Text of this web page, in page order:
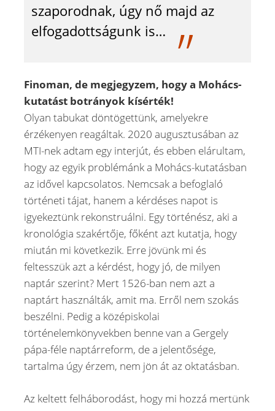
szaporodnak, úgy nő majd az
elfogadottságunk is…
Finoman, de megjegyzem, hogy a Mohács-
kutatást botrányok kísérték!
Olyan tabukat döntögettünk, amelyekre
érzékenyen reagáltak. 2020 augusztusában az
MTI-nek adtam egy interjút, és ebben elárultam,
hogy az egyik problémánk a Mohács-kutatásban
az idővel kapcsolatos. Nemcsak a befoglaló
történeti tájat, hanem a kérdéses napot is
igyekeztünk rekonstruálni. Egy történész, aki a
kronológia szakértője, főként azt kutatja, hogy
miután mi következik. Erre jövünk mi és
feltesszük azt a kérdést, hogy jó, de milyen
naptár szerint? Mert 1526-ban nem azt a
naptárt használták, amit ma. Erről nem szokás
beszélni. Pedig a középiskolai
történelemkönyvekben benne van a Gergely
pápa-féle naptárreform, de a jelentősége,
tartalma úgy érzem, nem jön át az oktatásban.
Az keltett felháborodást, hogy mi hozzá mertünk